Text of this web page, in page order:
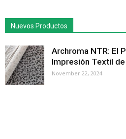
Nuevos Productos
Archroma NTR: El
Impresión Textil
November 22, 2024